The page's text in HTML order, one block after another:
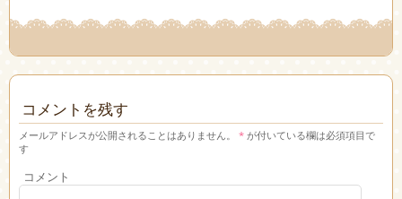
コメントを残す
メールアドレスが公開されることはありません。 * が付いている欄は必須項目で
す
コメント